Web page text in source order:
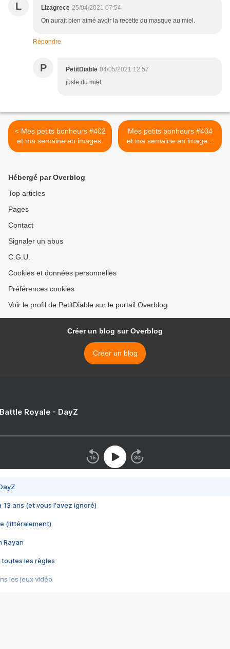
L Lizagrece 25/04/2021 07:54
On aurait bien aimé avoir la recette du masque au miel.
Répondre
P PetitDiable 04/05/2021 12:57
juste du miel
< Mes petits bonheurs #402
et ma semaine en images.
Mes petits bonheurs #404
et ma semaine en images.
>
Hébergé par Overblog
Top articles
Pages
Contact
Signaler un abus
C.G.U.
Cookies et données personnelles
Préférences cookies
Voir le profil de PetitDiable sur le portail Overblog
Créer un blog sur Overblog
Créer un blog
Royale - DayZ
13 ans (et vous l'avez ignoré)
(littéralement)
Rayan
toutes les règles
les jeux vidéo